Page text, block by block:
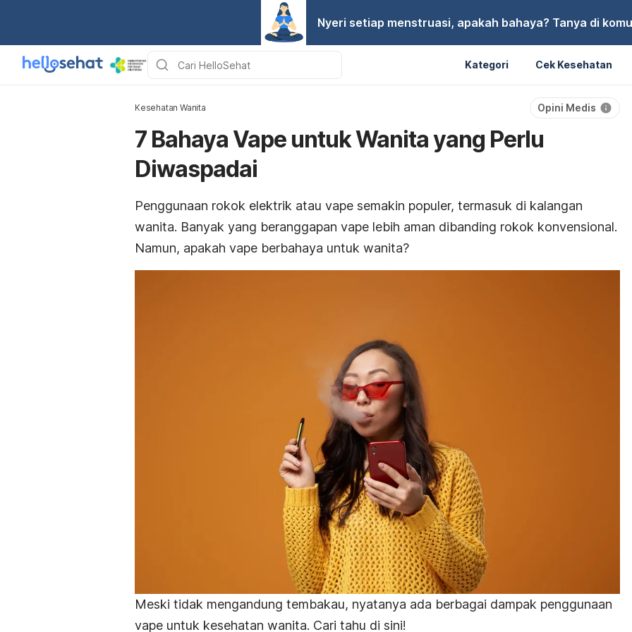
Nyeri setiap menstruasi, apakah bahaya? Tanya di
Kategori Cek Kesehatan
Kesehatan Wanita Opini Medis
7 Bahaya Vape untuk Wanita yang Perlu
Diwaspadai
Penggunaan rokok elektrik atau vape semakin populer, termasuk di kalangan
wanita. Banyak yang beranggapan vape lebih aman dibanding rokok konvensional.
Namun, apakah vape berbahaya untuk wanita?
Meski tidak mengandung tembakau, nyatanya ada berbagai dampak penggunaan
vape untuk kesehatan wanita. Cari tahu di sini!